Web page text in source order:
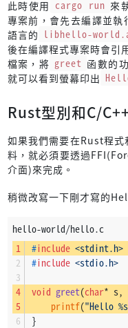
此時使用 cargo run 來
專案前，會先去編譯並執
語言的 libhello-
後在編譯程式專案時會引
檔案，將 greet 函數的
就可以看到螢幕印出
Rust型別和C/
如果我們需要在Rust程
料，就必須要透過
介面)來完成。
稍微改寫一下剛才寫的
hello-world/hello.c
#include <stdint.h>
#include <stdio.h>
void greet(char* s,
printf("Hello
}